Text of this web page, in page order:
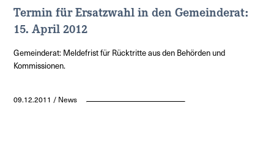
Termin für Ersatzwahl in den Gemeinderat:
15. April 2012
Gemeinderat: Meldefrist für Rücktritte aus den Behörden und
Kommissionen.
09.12.2011 / News